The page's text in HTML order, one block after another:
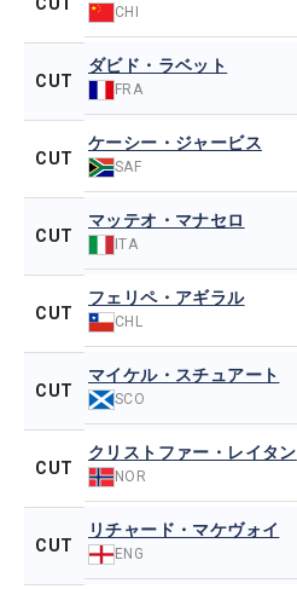
CUT CHI
CUT
ダビド・ラベット
FRA
CUT
ケーシー・ジャービス
SAF
CUT
マッテオ・マナセロ
ITA
CUT
フェリペ・アギラル
CHL
CUT
マイケル・スチュアート
SCO
CUT
クリストファー・レイタン
NOR
CUT
リチャード・マケヴォイ
ENG